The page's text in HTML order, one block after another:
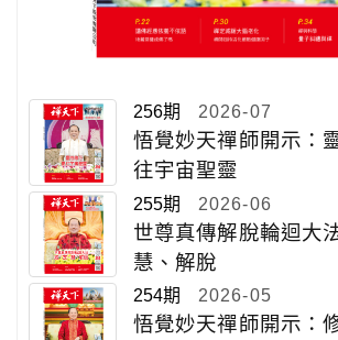
256期 2026-07
悟覺妙天禪師開示：
往宇宙聖靈
255期 2026-06
世尊真傳解脫輪迴大
慧、解脫
254期 2026-05
悟覺妙天禪師開示：